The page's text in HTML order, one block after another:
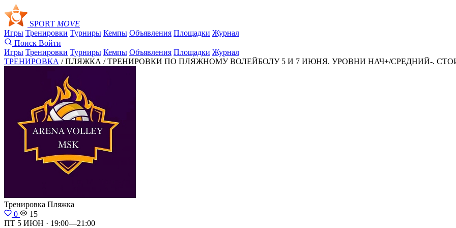
SPORT MOVE
Игры Тренировки Турниры Кемпы Объявления Площадки Журнал
Поиск Войти
Игры Тренировки Турниры Кемпы Объявления Площадки Журнал
ТРЕНИРОВКА / ПЛЯЖКА /ТРЕНИРОВКИ ПО ПЛЯЖНОМУ ВОЛЕЙБОЛУ 5 И 7 ИЮНЯ. УРОВНИ НАЧ+/СРЕДНИЙ-.
Тренировка Пляжка
0
15
ПТ 5 ИЮН · 19:00—21:00